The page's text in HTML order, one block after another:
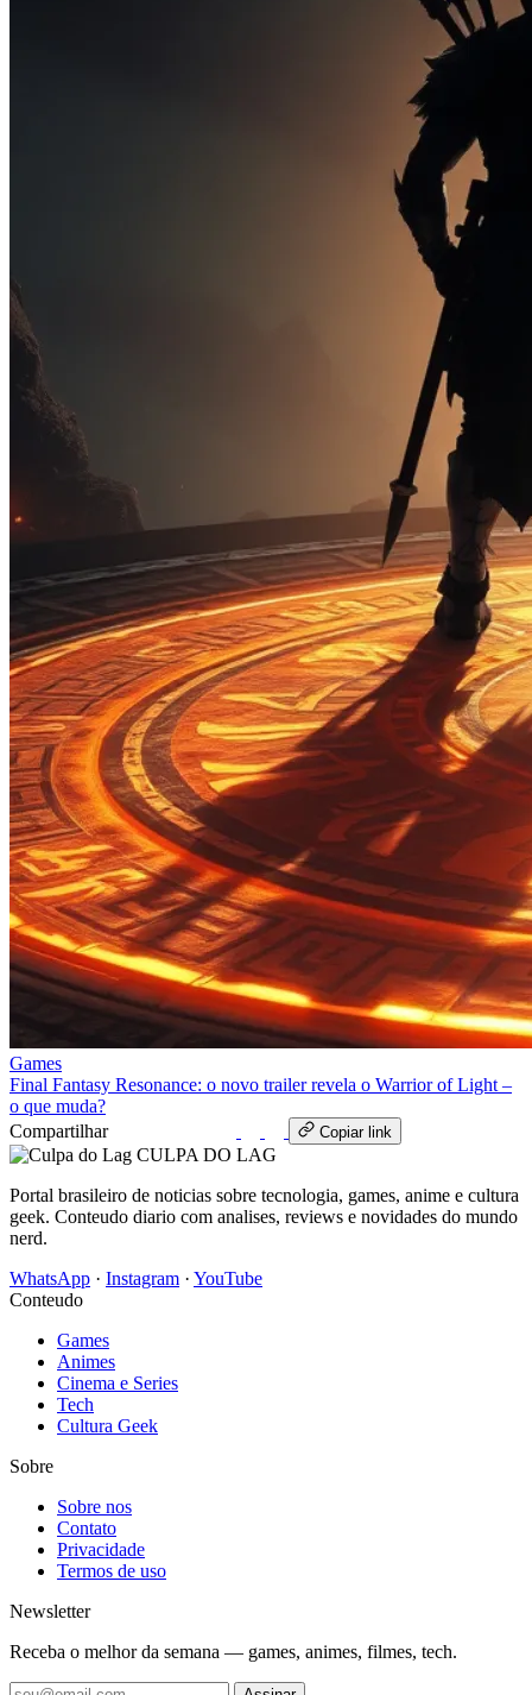
Games
Final Fantasy Resonance: o novo trailer revela o Warrior of Light –
o que muda?
Compartilhar
Copiar link
CULPA DO LAG
Portal brasileiro de noticias sobre tecnologia, games, anime e cultura
geek. Conteudo diario com analises, reviews e novidades do mundo
nerd.
WhatsApp · Instagram · YouTube
Conteudo
Games
Animes
Cinema e Series
Tech
Cultura Geek
Sobre
Sobre nos
Contato
Privacidade
Termos de uso
Newsletter
Receba o melhor da semana — games, animes, filmes, tech.